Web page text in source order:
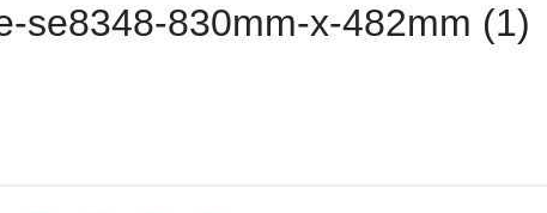
se8348-830mm-x-482mm (1)